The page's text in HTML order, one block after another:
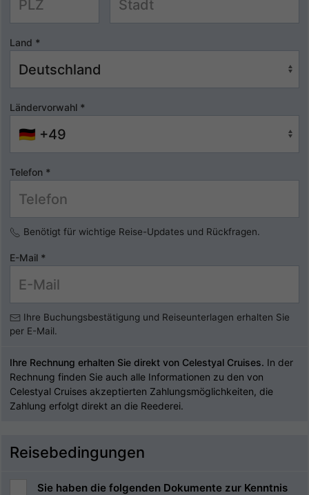
Land *
Ländervorwahl *
Telefon *
Benötigt für wichtige Reise-Updates und Rückfragen.
E-Mail *
Ihre Buchungsbestätigung und Reiseunterlagen erhalten Sie
per E-Mail.
Ihre Rechnung erhalten Sie direkt von Celestyal Cruises. In der
Rechnung finden Sie auch alle Informationen zu den von
Celestyal Cruises akzeptierten Zahlungsmöglichkeiten, die
Zahlung erfolgt direkt an die Reederei.
Reisebedingungen
Sie haben die folgenden Dokumente zur Kenntnis